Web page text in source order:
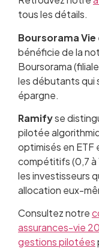
tous les détails.
Boursorama Vie
bénéficie de la
Boursorama
les débutants qui
épargne.
Ramifyse
pilotée
optimisés en ETF
compétitifs (0,7 à
les investisseurs
allocation eux-
Consultez notre
assurances-vie
gestions pilotées